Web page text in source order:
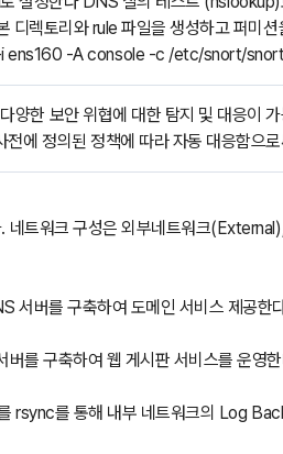
디렉토리와 rule 파일을 생성하고 퍼
-A console -c /etc/snort/
양한 보안 위협에 대한 탐지 및 대응이
에 정의된 정책에 따라 자동 대응함으
네트워크 구성은 외부네트워크
서버를 구축하여 도메인 서비스 제공한
를 구축하여 웹 게시판 서비스를 운영
rsync를 통해 내부 네트워크의 Log